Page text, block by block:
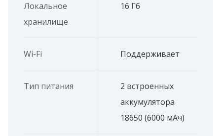
Локальное
хранилище
16 Гб
Wi-Fi Поддерживает
Тип питания
2 встроенных
аккумулятора
18650 (6000 мАч)